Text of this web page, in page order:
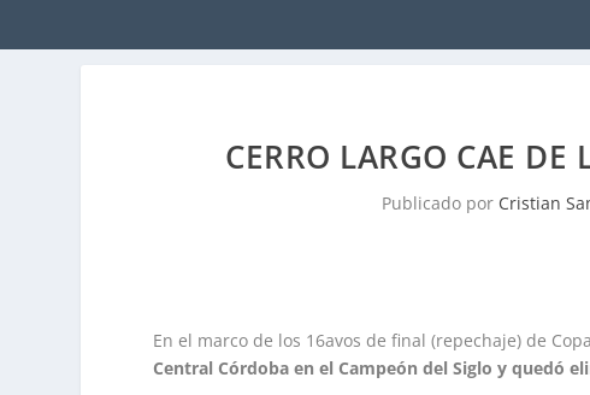
CERRO LARGO CAE
Publicado por Cristian
En el marco de los 16avos de final (repechaje) de
Central Córdoba en el Campeón del Siglo y quedó